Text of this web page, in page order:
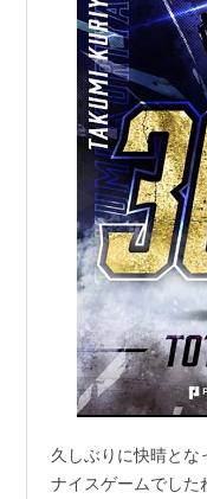
久しぶりに快晴とな
ナイスゲームでした